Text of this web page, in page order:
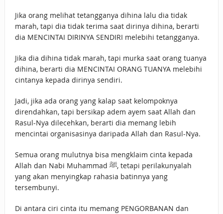
Jika orang melihat tetangganya dihina lalu dia tidak
marah, tapi dia tidak terima saat dirinya dihina, berarti
dia MENCINTAI DIRINYA SENDIRI melebihi tetangganya.
Jika dia dihina tidak marah, tapi murka saat orang tuanya
dihina, berarti dia MENCINTAI ORANG TUANYA melebihi
cintanya kepada dirinya sendiri.
Jadi, jika ada orang yang kalap saat kelompoknya
direndahkan, tapi bersikap adem ayem saat Allah dan
Rasul-Nya dilecehkan, berarti dia memang lebih
mencintai organisasinya daripada Allah dan Rasul-Nya.
Semua orang mulutnya bisa mengklaim cinta kepada
Allah dan Nabi Muhammad ﷺ, tetapi perilakunyalah
yang akan menyingkap rahasia batinnya yang
tersembunyi.
Di antara ciri cinta itu memang PENGORBANAN dan